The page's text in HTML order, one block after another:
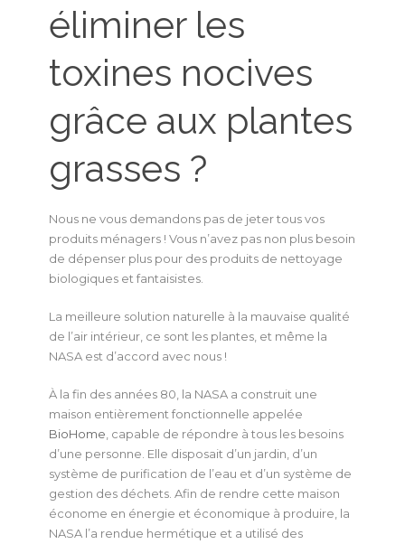
éliminer les
toxines nocives
grâce aux plantes
grasses ?
Nous ne vous demandons pas de jeter tous vos
produits ménagers ! Vous n’avez pas non plus besoin
de dépenser plus pour des produits de nettoyage
biologiques et fantaisistes.
La meilleure solution naturelle à la mauvaise qualité
de l’air intérieur, ce sont les plantes, et même la
NASA est d’accord avec nous !
À la fin des années 80, la NASA a construit une
maison entièrement fonctionnelle appelée
BioHome , capable de répondre à tous les besoins
d’une personne. Elle disposait d’un jardin, d’un
système de purification de l’eau et d’un système de
gestion des déchets. Afin de rendre cette maison
économe en énergie et économique à produire, la
NASA l’a rendue hermétique et a utilisé des